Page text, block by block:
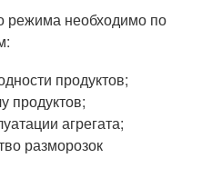
режима необходимо по
продуктов;
продуктов;
агрегата;
разморозок